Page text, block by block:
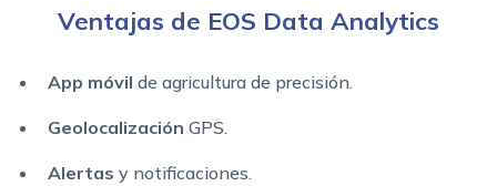
Ventajas de EOS Data Analytics
App móvil de agricultura de precisión.
Geolocalización GPS.
Alertas y notificaciones.